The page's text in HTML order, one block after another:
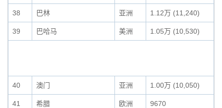
38 巴林 亚洲 1.12万 (11,240)
39 巴哈马 美洲 1.05万 (10,530)
40 澳门 亚洲 1.00万 (10,050)
41 希腊 欧洲 9670